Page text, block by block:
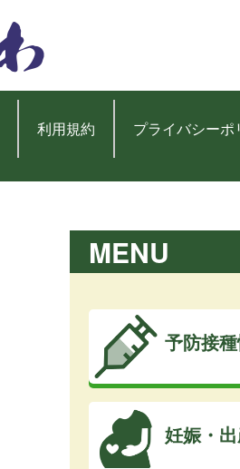
利用規約 プライバシーポ
MENU
予防接
妊娠・